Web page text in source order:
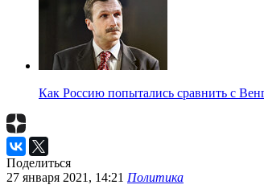
Как Россию попытались сравнить с
Поделиться
27 января 2021, 14:21 Политика